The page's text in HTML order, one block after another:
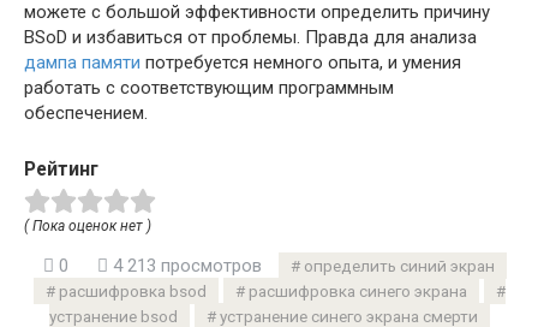
можете с большой эффективности определить причину
BSoD и избавиться от проблемы. Правда для анализа
дампа памяти потребуется немного опыта, и умения
работать с соответствующим программным
обеспечением.
Рейтинг
( Пока оценок нет )
0 4 213 просмотров
определить синий экран
расшифровка bsod
расшифровка синего экрана
устранение bsod
устранение синего экрана смерти